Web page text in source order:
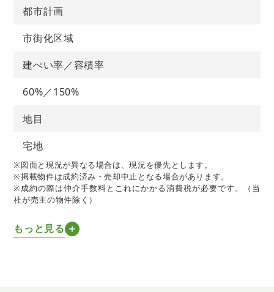
都市計画
市街化区域
建ぺい率／容積率
60%／150%
地目
宅地
※図面と現況が異なる場合は、現況を優先とします。
※掲載物件は成約済み・売却中止となる場合があります。
※成約の際は仲介手数料とこれにかかる消費税が必要です。（当
社が売主の物件除く）
もっと見る